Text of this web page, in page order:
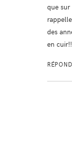
que
des
en